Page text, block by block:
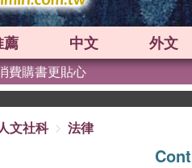
中文 外文
費購書更貼心
人文社科 法律